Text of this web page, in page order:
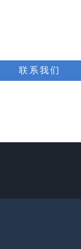
联系我们